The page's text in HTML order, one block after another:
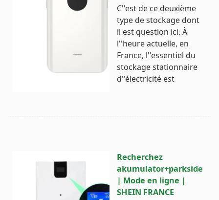
C''est de ce deuxième
type de stockage dont
il est question ici. À
l''heure actuelle, en
France, l''essentiel du
stockage stationnaire
d''électricité est
Recherchez
akumulator+parkside
| Mode en ligne |
SHEIN FRANCE